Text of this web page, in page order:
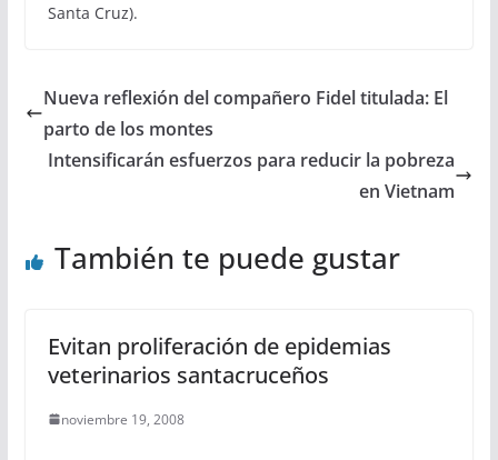
Santa Cruz).
Nueva reflexión del compañero Fidel titulada: El
parto de los montes
Intensificarán esfuerzos para reducir la pobreza
en Vietnam
También te puede gustar
Evitan proliferación de epidemias
veterinarios santacruceños
noviembre 19, 2008